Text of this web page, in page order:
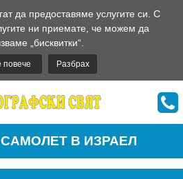
да предоставяме услугите си. С
ни приемате, че можем да
„бисквитки“.
повече Разбрах
В ИЗРАЕЛ